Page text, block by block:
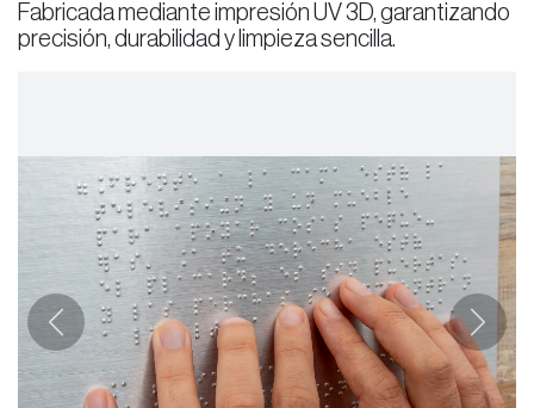
Fabricada mediante impresión UV 3D, garantizando
precisión, durabilidad y limpieza sencilla.
Anterior